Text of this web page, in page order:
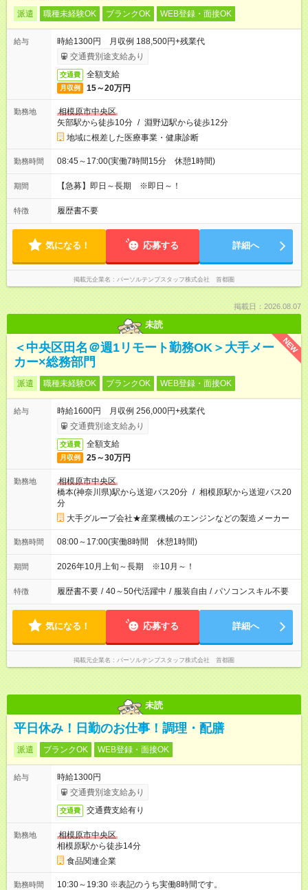
派遣 職種未経験OK ブランクOK WEB登録・面接OK
給与
時給1300円 月収例 188,500円+残業代
交通費別途支給あり
交通費 全額支給
月収例 15～20万円
勤務地
相模原市中央区
矢部駅から徒歩10分 / 淵野辺駅から徒歩12分
地域に根差した医療事業・健康診断
勤務時間 08:45～17:00(実働7時間15分 休憩1時間)
期間 【急募】即日～長期 ※即日～！
特徴 履歴書不要
気になる！ 応募する 詳細へ
掲載元企業名 パーソルテンプスタッフ株式会社 首都圏
掲載日：2026.08.07
未読
NEW
＜中央区田名＠週1リモート勤務OK＞大手メー
カー×総務部門
派遣 職種未経験OK ブランクOK WEB登録・面接OK
給与
時給1600円 月収例 256,000円+残業代
交通費別途支給あり
交通費 全額支給
月収例 25～30万円
勤務地
相模原市中央区
橋本(神奈川県)駅から送迎バス20分 / 相模原駅から送迎バス20
分
大手グループ会社★産業機械のエンジンなどの製造メーカー
勤務時間 08:00～17:00(実働8時間 休憩1時間)
期間 2026年10月上旬～長期 ※10月～！
特徴 履歴書不要 / 40～50代活躍中 / 服装自由 / パソコンスキル不要
気になる！ 応募する 詳細へ
掲載元企業名 パーソルテンプスタッフ株式会社 首都圏
未読
平日休み！日勤のお仕事！調理・配膳
派遣 ブランクOK WEB登録・面接OK
給与
時給1300円
交通費別途支給あり
交通費 交通費支給有り
勤務地
相模原市中央区
相模原駅から徒歩14分
食品関連企業
勤務時間 10:30～19:30 ※表記のうち実働8時間です。